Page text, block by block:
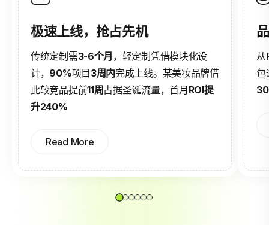
极速上线，抢占先机
传统定制需3-6个月 ，轻定制凭借模块化设
计， 90%项目 3周内完成上线。某美妆品牌借
此较竞品提前11周 占据圣诞流量，首月 ROI提
升240%
Read More
从
包